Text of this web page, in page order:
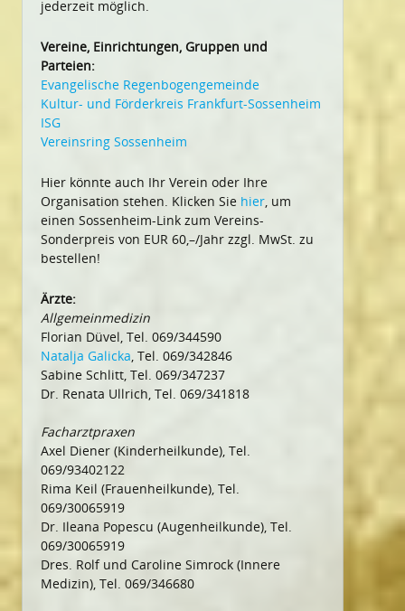
jederzeit möglich.
Vereine, Einrichtungen, Gruppen und
Parteien:
Evangelische Regenbogengemeinde
Kultur- und Förderkreis Frankfurt-Sossenheim
ISG
Vereinsring Sossenheim
Hier könnte auch Ihr Verein oder Ihre
Organisation stehen. Klicken Sie hier, um
einen Sossenheim-Link zum Vereins-
Sonderpreis von EUR 60,–/Jahr zzgl. MwSt. zu
bestellen!
Ärzte:
Allgemeinmedizin
Florian Düvel, Tel. 069/344590
Natalja Galicka, Tel. 069/342846
Sabine Schlitt, Tel. 069/347237
Dr. Renata Ullrich, Tel. 069/341818
Facharztpraxen
Axel Diener (Kinderheilkunde), Tel.
069/93402122
Rima Keil (Frauenheilkunde), Tel.
069/30065919
Dr. Ileana Popescu (Augenheilkunde), Tel.
069/30065919
Dres. Rolf und Caroline Simrock (Innere
Medizin), Tel. 069/346680